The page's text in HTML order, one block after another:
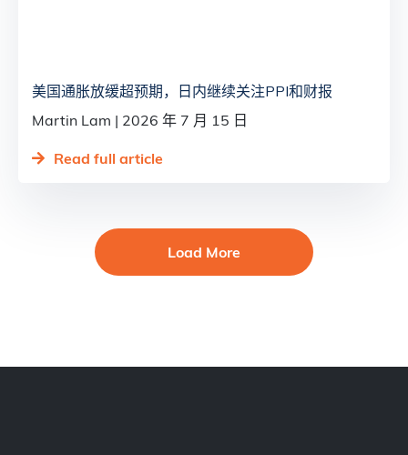
美国通胀放缓超预期，日内继续关注PPI和财报
Martin Lam
2026 年 7 月 15 日
Read full article
Load More